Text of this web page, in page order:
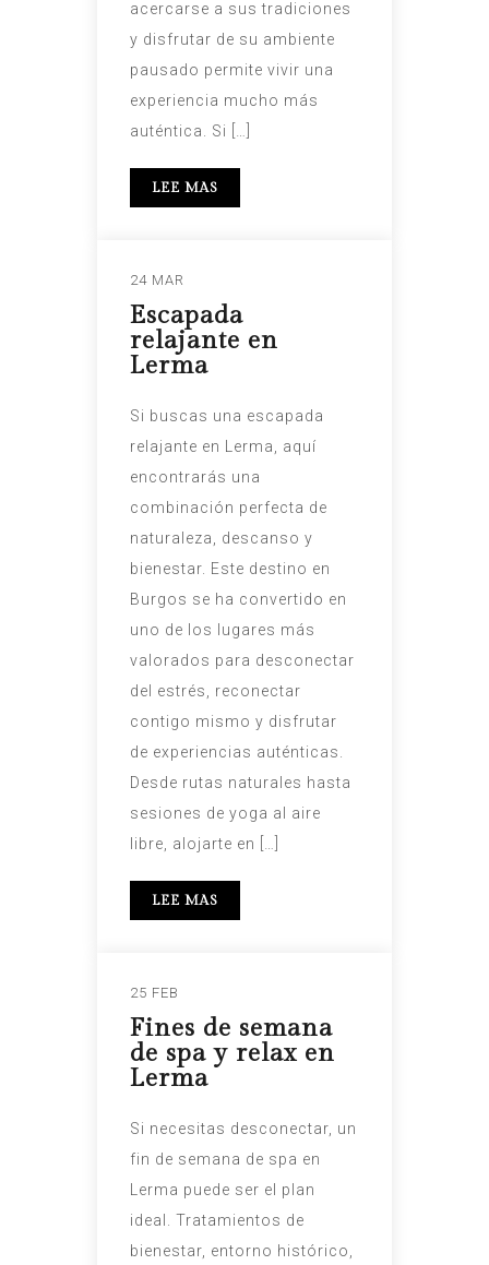
acercarse a sus tradiciones
y disfrutar de su ambiente
pausado permite vivir una
experiencia mucho más
auténtica. Si […]
LEE MAS
24 MAR
Escapada
relajante en
Lerma
Si buscas una escapada
relajante en Lerma, aquí
encontrarás una
combinación perfecta de
naturaleza, descanso y
bienestar. Este destino en
Burgos se ha convertido en
uno de los lugares más
valorados para desconectar
del estrés, reconectar
contigo mismo y disfrutar
de experiencias auténticas.
Desde rutas naturales hasta
sesiones de yoga al aire
libre, alojarte en […]
LEE MAS
25 FEB
Fines de semana
de spa y relax en
Lerma
Si necesitas desconectar, un
fin de semana de spa en
Lerma puede ser el plan
ideal. Tratamientos de
bienestar, entorno histórico,